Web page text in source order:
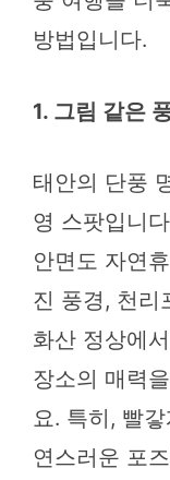
방법입니다.
1. 그림 같은
태안의 단풍
영 스팟입니
안면도 자연
진 풍경, 천리
화산 정상에
장소의 매력
요. 특히, 빨
연스러운 포